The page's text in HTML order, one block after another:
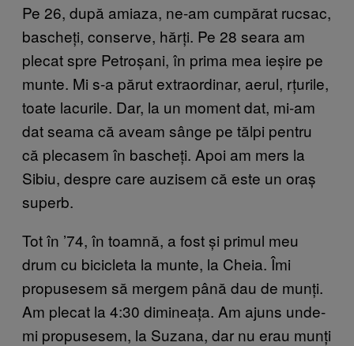
Pe 26, după amiaza, ne-am cumpărat rucsac,
bascheți, conserve, hărți. Pe 28 seara am
plecat spre Petroșani, în prima mea ieșire pe
munte. Mi s-a părut extraordinar, aerul, rțurile,
toate lacurile. Dar, la un moment dat, mi-am
dat seama că aveam sânge pe tălpi pentru
că plecasem în bascheți. Apoi am mers la
Sibiu, despre care auzisem că este un oraș
superb.
Tot în ’74, în toamnă, a fost și primul meu
drum cu bicicleta la munte, la Cheia. Îmi
propusesem să mergem până dau de munți.
Am plecat la 4:30 dimineața. Am ajuns unde-
mi propusesem, la Suzana, dar nu erau munți